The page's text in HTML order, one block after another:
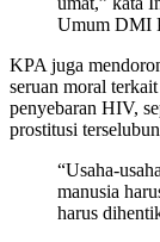
Umum DMI
KPA juga
seruan moral
penyebaran HIV,
prostitusi
“Usaha-
manusia
harus